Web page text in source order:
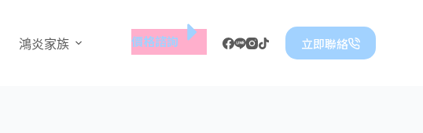
鴻炎家族 價格諮詢 立即聯絡